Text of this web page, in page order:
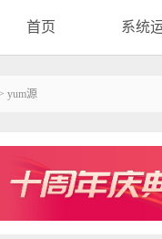
首页 系统
> yum源